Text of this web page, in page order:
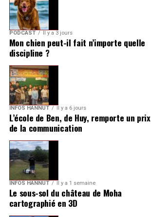
PODCAST Il y a 3 jours
Mon chien peut-il fait n’importe quelle
discipline ?
INFOS HANNUT Il y a 6 jours
L’école de Ben, de Huy, remporte un prix
de la communication
INFOS HANNUT Il y a 1 semaine
Le sous-sol du château de Moha
cartographié en 3D